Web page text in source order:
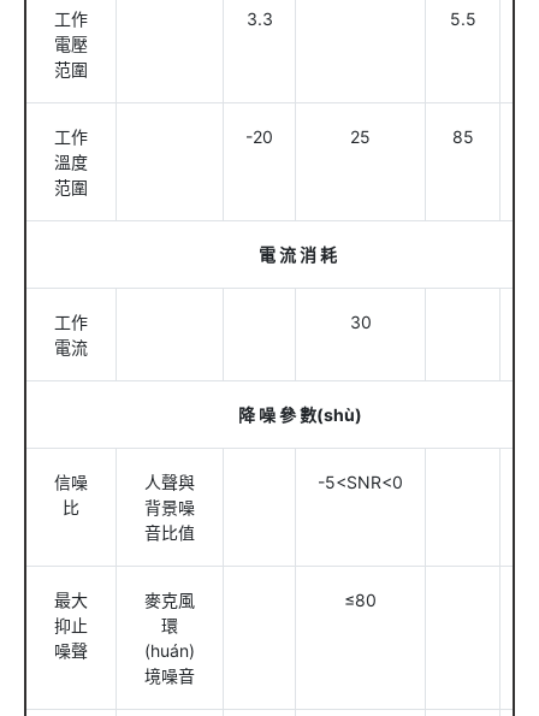
工作
電壓
范圍
3.3 5.5
工作
溫度
范圍
-20 25 85
電 流 消 耗
工作
電流
30
降 噪 參 數(shù)
信噪
比
人聲與
背景噪
音比值
-5<SNR<0
最大
抑止
噪聲
麥克風
環
(huán)
境噪音
≤80